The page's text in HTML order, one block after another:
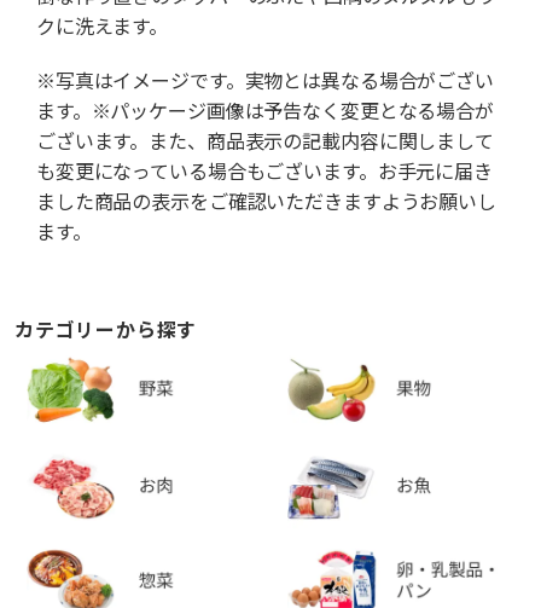
クに洗えます。
※写真はイメージです。実物とは異なる場合がござい
ます。※パッケージ画像は予告なく変更となる場合が
ございます。また、商品表示の記載内容に関しまして
も変更になっている場合もございます。お手元に届き
ました商品の表示をご確認いただきますようお願いし
ます。
カテゴリーから探す